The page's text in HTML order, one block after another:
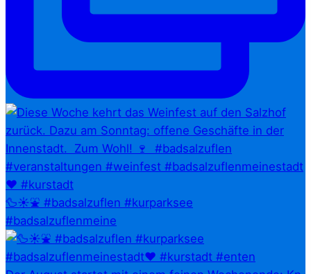
🦆☀️⛲ #badsalzuflen #kurparksee
#badsalzuflenmeine